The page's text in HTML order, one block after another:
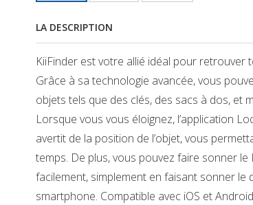
LA DESCRIPTION
KiiFinder est votre allié idéal pour retrouver
Grâce à sa technologie avancée, vous
objets tels que des clés, des sacs à dos, et
Lorsque vous vous éloignez, l’application
avertit de la position de l’objet, vous
temps. De plus, vous pouvez faire sonner
facilement, simplement en faisant sonner le
smartphone. Compatible avec iOS et